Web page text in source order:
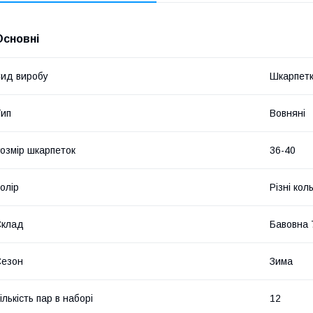
виробу
Вовняні
шкарпеток 36-40
Різні
Бавовна
Зима
пар в наборі 12